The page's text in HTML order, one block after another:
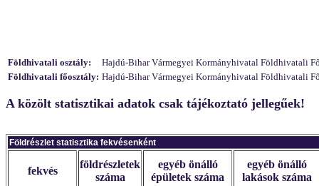
Földhivatali osztály:
Hajdú-Bihar Vármegyei Kormányhivatal Földhivatali
Földhivatali főosztály: Hajdú-Bihar Vármegyei Kormányhivatal Földhivatali
A közölt statisztikai adatok csak tájékoztató jellegűek!
Földrészlet statisztika fekvésenként
fekvés
földrészletek
száma
egyéb önálló
épületek száma
egyéb önálló
lakások száma